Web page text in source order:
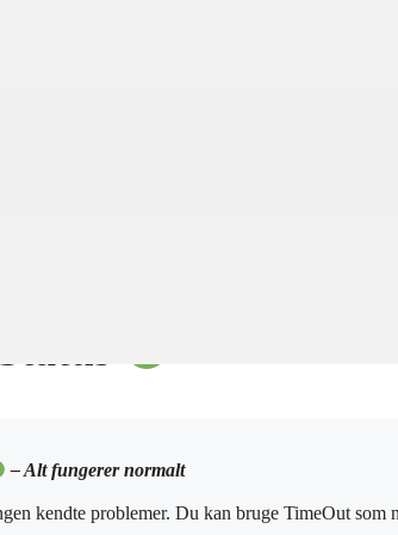
– Alt fungerer normalt
kendte problemer. Du kan bruge TimeOut som